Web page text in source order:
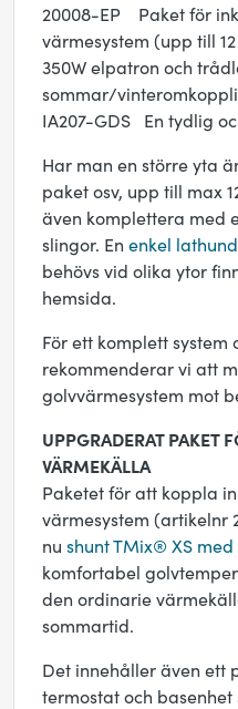
20008-EP Paket för
värmesystem (upp till
350W elpatron och
sommar/
IA207-GDS En tydlig
Har man en större yta
paket osv, upp till max
även komplettera med
slingor. En enkel lathund
behövs vid olika ytor
hemsida.
För ett komplett system
rekommenderar vi att
golvvärmesystem mot
UPPGRADERAT PAKET
VÄRMEKÄLLA
Paketet för att koppla
värmesystem (artikelnr
nu shunt TMix® XS
komfortabel
den ordinarie
sommartid.
Det innehåller även ett
termostat och